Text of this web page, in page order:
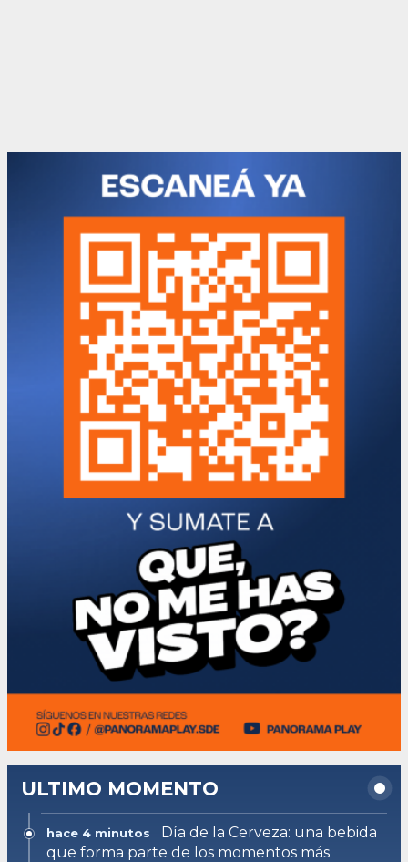
ULTIMO MOMENTO
hace 4 minutos
Día de la Cerveza: una bebida
que forma parte de los momentos más